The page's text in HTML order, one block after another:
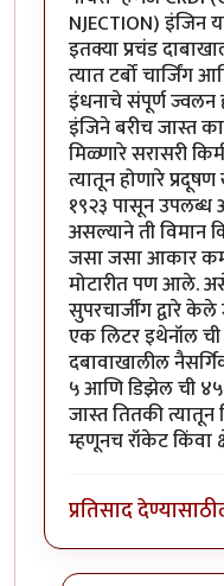
NJECTION) इंजिन
इतक्या प्रचंड
त्यात टर्बो
इंधनाचे संपूर्ण ज्वलन
इंजिने बरीच जास्त
मिळ्णारे सरासरी
त्यातून होणारे
१९२३ पासून उपलब्ध
असल्याने ती विमान
जसा जसा आकार
मोटारीत पण आले.
सुपरचार्जींग द्वारे
एक लिटर इथेनॉल
दबावाखालील
५ आणि डिझेल ची
जास्त तितकी
म्हणूनच रॉकेट किंवा
प्रतिसाद देण्यासाठी